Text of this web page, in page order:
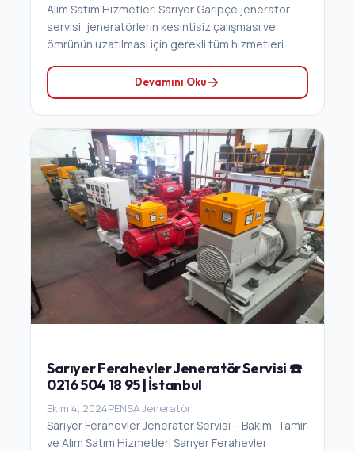
Alım Satım Hizmetleri Sarıyer Garipçe jeneratör
servisi, jeneratörlerin kesintisiz çalışması ve
ömrünün uzatılması için gerekli tüm hizmetleri...
Devamını Oku
Sarıyer Ferahevler Jeneratör Servisi ☎️
0216 504 18 95 | İstanbul
Ekim 4, 2024PENSA Jeneratör
Sarıyer Ferahevler Jeneratör Servisi – Bakım, Tamir
ve Alım Satım Hizmetleri Sarıyer Ferahevler